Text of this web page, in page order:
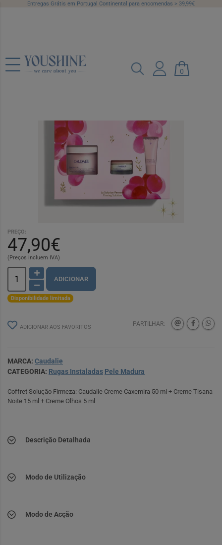
Entregas Grátis em Portugal Continental para encomendas > 39,99€
0
Caudalie Coffret Resveratrol-Lift
Ref.: 7551366
PREÇO:
47,90€
(Preços incluem IVA)
ADICIONAR
Disponibilidade limitada
ADICIONAR AOS FAVORITOS PARTILHAR:
MARCA: Caudalie
CATEGORIA: Rugas Instaladas Pele Madura
Coffret Solução Firmeza: Caudalie Creme Caxemira 50 ml + Creme Tisana
Noite 15 ml + Creme Olhos 5 ml
Descrição Detalhada
Modo de Utilização
Modo de Acção